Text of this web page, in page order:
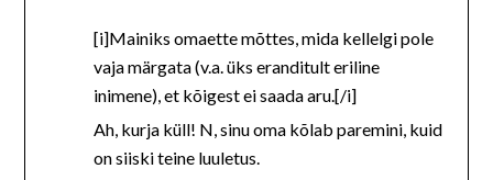
[i]Mainiks omaette mõttes, mida kellelgi pole
vaja märgata (v.a. üks eranditult eriline
inimene), et kõigest ei saada aru.[/i]
Ah, kurja küll! N, sinu oma kõlab paremini, kuid
on siiski teine luuletus.